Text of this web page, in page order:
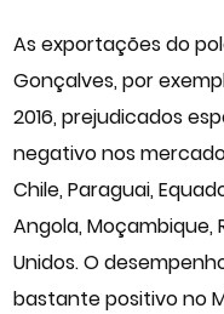
As exportações do
Gonçalves, por
2016, prejudicados
negativo nos
Chile, Paraguai,
Angola, Moçambique,
Unidos. O
bastante positivo no